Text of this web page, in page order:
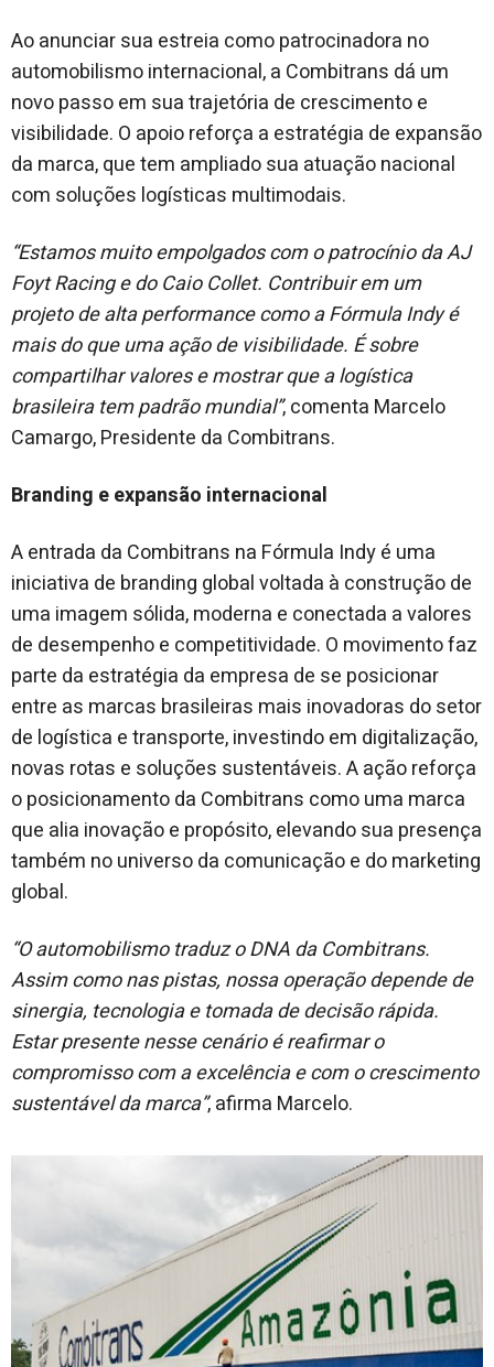
Ao anunciar sua estreia como patrocinadora no
automobilismo internacional, a Combitrans dá um
novo passo em sua trajetória de crescimento e
visibilidade. O apoio reforça a estratégia de expansão
da marca, que tem ampliado sua atuação nacional
com soluções logísticas multimodais.
“Estamos muito empolgados com o patrocínio da AJ
Foyt Racing e do Caio Collet. Contribuir em um
projeto de alta performance como a Fórmula Indy é
mais do que uma ação de visibilidade. É sobre
compartilhar valores e mostrar que a logística
brasileira tem padrão mundial”, comenta Marcelo
Camargo, Presidente da Combitrans.
Branding e expansão internacional
A entrada da Combitrans na Fórmula Indy é uma
iniciativa de branding global voltada à construção de
uma imagem sólida, moderna e conectada a valores
de desempenho e competitividade. O movimento faz
parte da estratégia da empresa de se posicionar
entre as marcas brasileiras mais inovadoras do setor
de logística e transporte, investindo em digitalização,
novas rotas e soluções sustentáveis. A ação reforça
o posicionamento da Combitrans como uma marca
que alia inovação e propósito, elevando sua presença
também no universo da comunicação e do marketing
global.
“O automobilismo traduz o DNA da Combitrans.
Assim como nas pistas, nossa operação depende de
sinergia, tecnologia e tomada de decisão rápida.
Estar presente nesse cenário é reafirmar o
compromisso com a excelência e com o crescimento
sustentável da marca”, afirma Marcelo.